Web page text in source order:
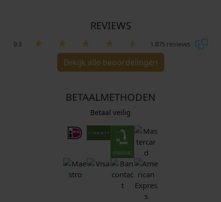
REVIEWS
9.3 1.875 reviews
Bekijk alle beoordelingen
BETAALMETHODEN
Betaal veilig